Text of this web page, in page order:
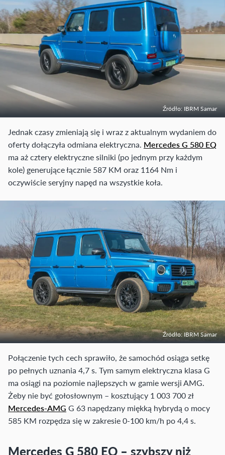
Źródło: IBRM Samar
Jednak czasy zmieniają się i wraz z aktualnym wydaniem do
oferty dołączyła odmiana elektryczna. Mercedes G 580 EQ
ma aż cztery elektryczne silniki (po jednym przy każdym
kole) generujące łącznie 587 KM oraz 1164 Nm i
oczywiście seryjny napęd na wszystkie koła.
Źródło: IBRM Samar
Połączenie tych cech sprawiło, że samochód osiąga setkę
po pełnych uznania 4,7 s. Tym samym elektryczna klasa G
ma osiągi na poziomie najlepszych w gamie wersji AMG.
Żeby nie być gołosłownym – kosztujący 1 003 700 zł
Mercedes-AMG G 63 napędzany miękką hybrydą o mocy
585 KM rozpędza się w zakresie 0-100 km/h po 4,4 s.
Mercedes G 580 EQ – szybszy niż